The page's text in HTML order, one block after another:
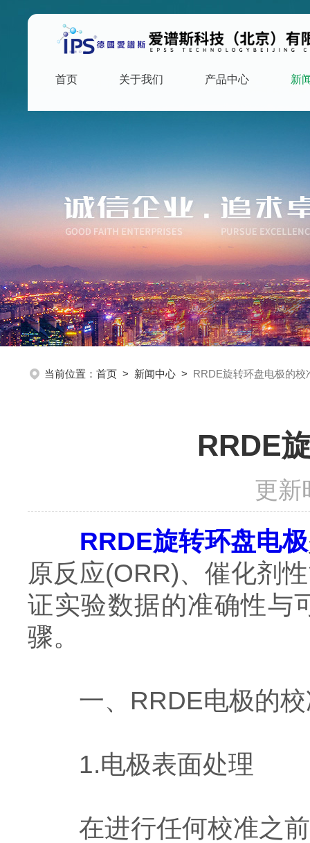
首页 关于我们 产品中心 新
当前位置： 首页 > 新闻中心 > RRDE旋转环盘电极的校
RRDE
更
RRDE旋转环盘电极
原反应(ORR)、催化剂
证实验数据的准确性与
骤。
一、RRDE电极的校
1.电极表面处理
在进行任何校准之前